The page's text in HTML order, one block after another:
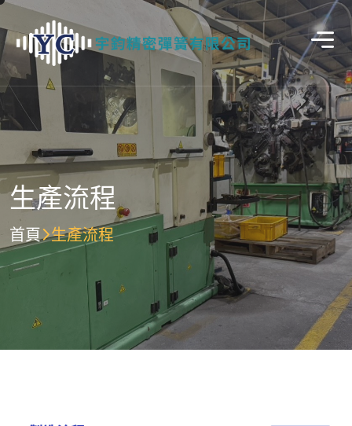
生產流程
首頁 生產流程